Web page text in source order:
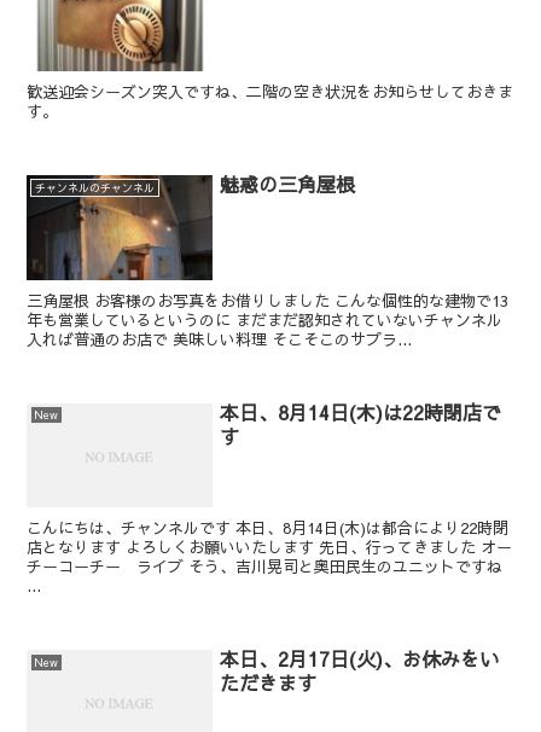
歓送迎会シーズン突入ですね、二階の空き状況をお知らせしておきま
す。
チャンネルのチャンネル 魅惑の三角屋根
三角屋根 お客様のお写真をお借りしました こんな個性的な建物で13
年も営業しているというのに まだまだ認知されていないチャンネル
入れば普通のお店で 美味しい料理 そこそこのサプラ...
New
本日、8月14日(木)は22時閉店で
す
こんにちは、チャンネルです 本日、8月14日(木)は都合により22時閉
店となります よろしくお願いいたします 先日、行ってきました オー
チーコーチー ライブ そう、吉川晃司と奥田民生のユニットですね
...
New
本日、2月17日(火)、お休みをい
ただきます